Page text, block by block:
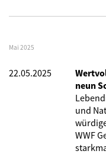
Mai 2025
22.05.2025
neun
und
WWF